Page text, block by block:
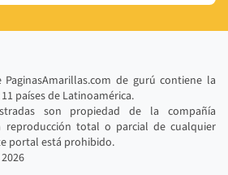
de gurú contiene la
países de Latinoamérica.
son propiedad de la compañía
reproducción total o parcial de cualquier
portal está prohibido.
2026